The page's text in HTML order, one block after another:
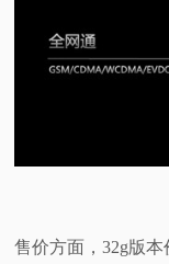
售价方面，32g版